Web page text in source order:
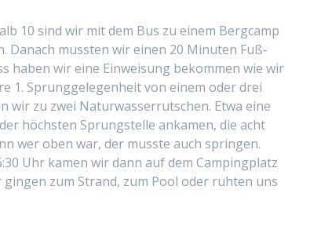
10 sind wir mit dem Bus zu einem Bergcamp
Danach mussten wir einen 20 Minuten Fuß­
haben wir eine Ein­weisung bekom­men wie wir
1. Sprunggele­gen­heit von einem oder drei
wir zu zwei Natur­wasser­rutschen. Etwa eine
höch­sten Sprung­stelle anka­men, die acht
wer oben war, der musste auch sprin­gen.
Uhr kamen wir dann auf dem Camp­ing­platz
zum Strand, zum Pool oder ruht­en uns